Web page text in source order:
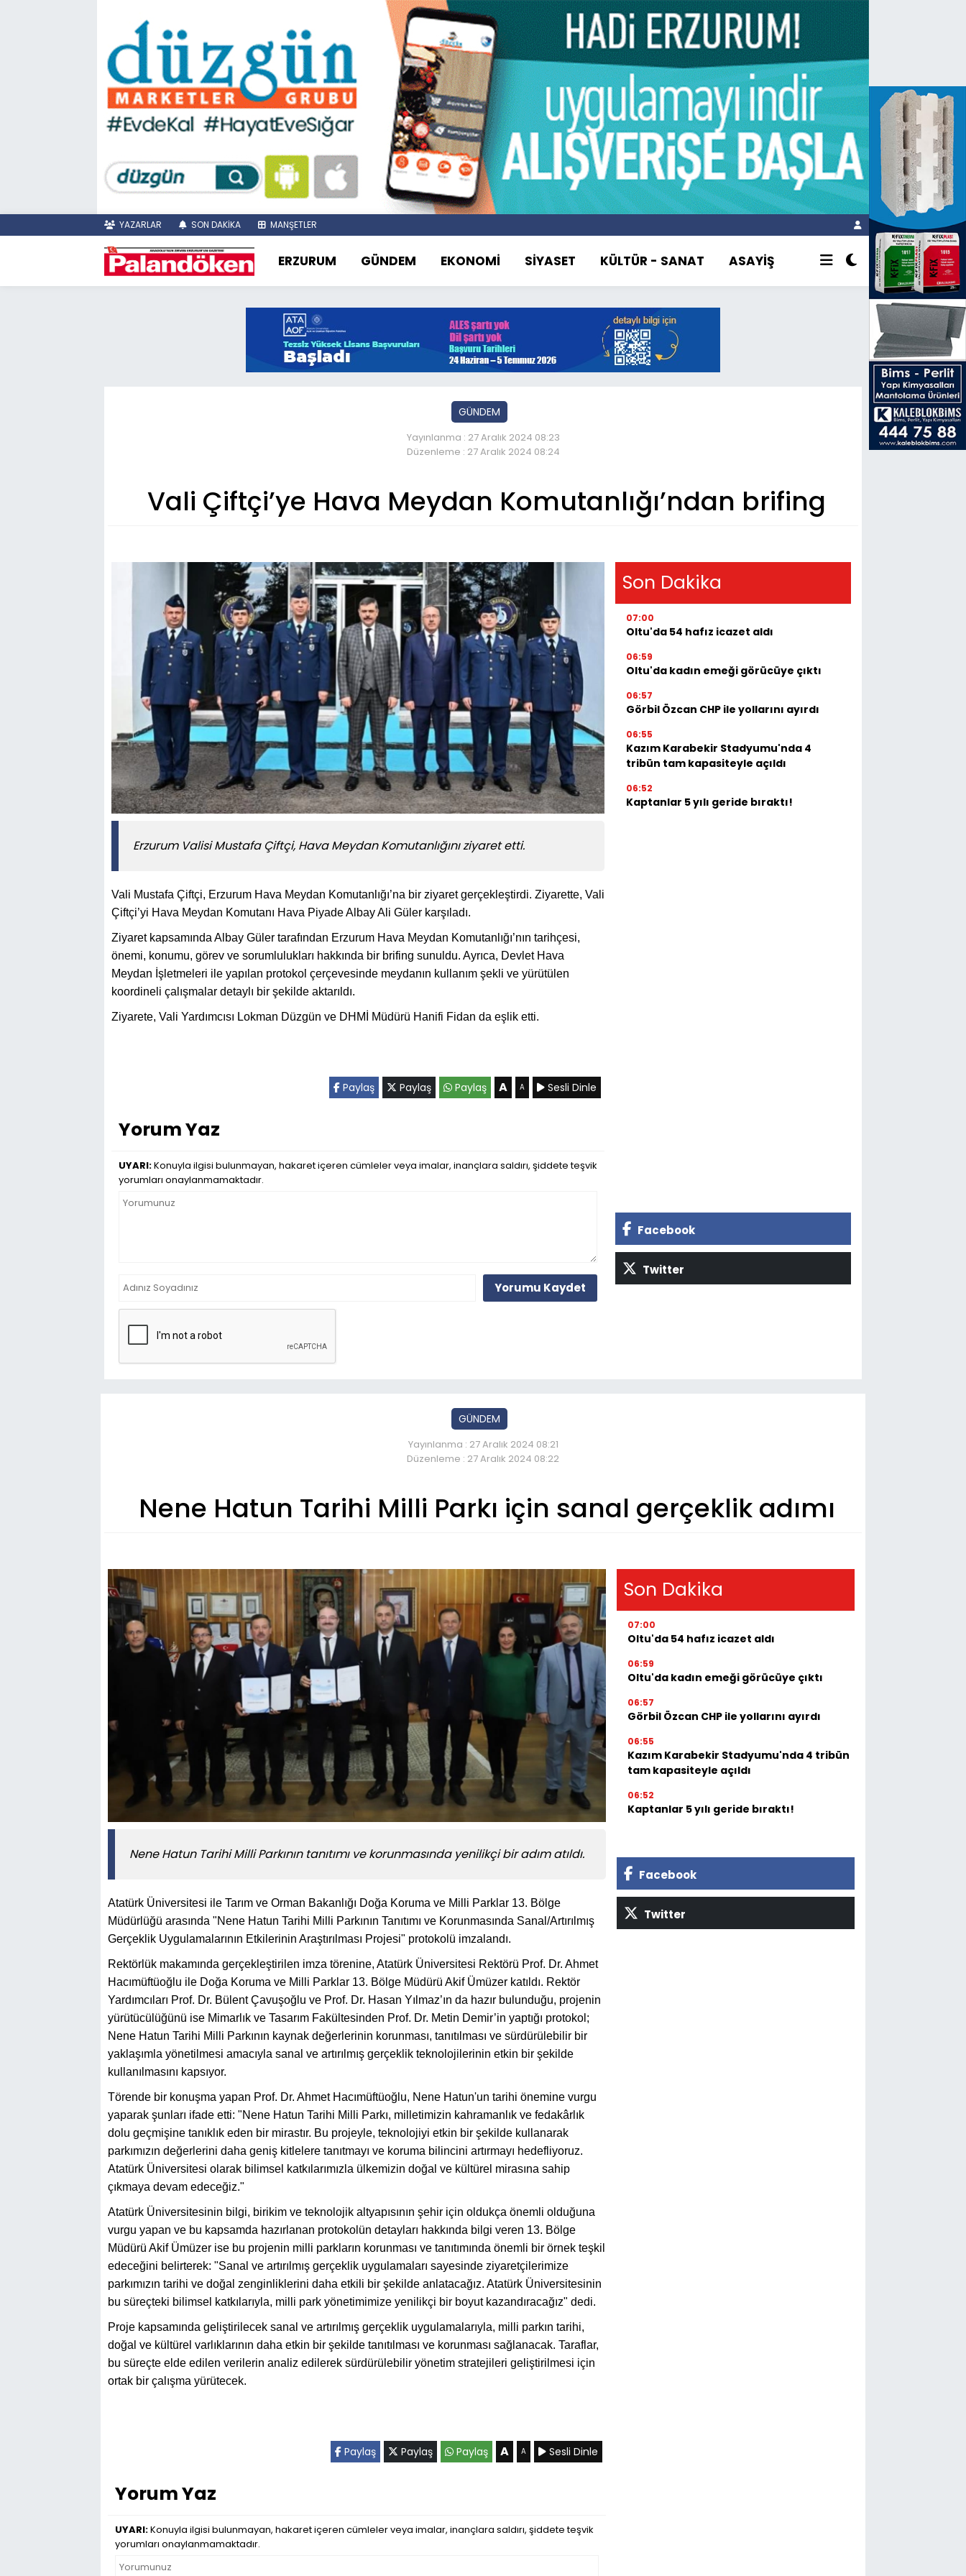
YAZARLAR SON DAKİKA MANŞETLER
ERZURUM GÜNDEM EKONOMİ SİYASET KÜLTÜR - SANAT ASAYİŞ
GÜNDEM
Yayınlanma : 27 Aralık 2024 08:23
Düzenleme : 27 Aralık 2024 08:24
Vali Çiftçi’ye Hava Meydan Komutanlığı’ndan brifing
Erzurum Valisi Mustafa Çiftçi, Hava Meydan Komutanlığını ziyaret etti.
Vali Mustafa Çiftçi, Erzurum Hava Meydan Komutanlığı’na bir ziyaret gerçekleştirdi. Ziyarette, Vali
Çiftçi’yi Hava Meydan Komutanı Hava Piyade Albay Ali Güler karşıladı.
Ziyaret kapsamında Albay Güler tarafından Erzurum Hava Meydan Komutanlığı’nın tarihçesi,
önemi, konumu, görev ve sorumlulukları hakkında bir brifing sunuldu. Ayrıca, Devlet Hava
Meydan İşletmeleri ile yapılan protokol çerçevesinde meydanın kullanım şekli ve yürütülen
koordineli çalışmalar detaylı bir şekilde aktarıldı.
Ziyarete, Vali Yardımcısı Lokman Düzgün ve DHMİ Müdürü Hanifi Fidan da eşlik etti.
Paylaş Paylaş Paylaş A A Sesli Dinle
Yorum Yaz
UYARI:Konuyla ilgisi bulunmayan, hakaret içeren cümleler veya imalar, inançlara saldırı, şiddete teşvik
yorumları onaylanmamaktadır.
Yorumu Kaydet
Son Dakika
07:00
Oltu'da 54 hafız icazet aldı
06:59
Oltu'da kadın emeği görücüye çıktı
06:57
Görbil Özcan CHP ile yollarını ayırdı
06:55
Kazım Karabekir Stadyumu'nda 4
tribün tam kapasiteyle açıldı
06:52
Kaptanlar 5 yılı geride bıraktı!
Facebook
Twitter
GÜNDEM
Yayınlanma : 27 Aralık 2024 08:21
Düzenleme : 27 Aralık 2024 08:22
Nene Hatun Tarihi Milli Parkı için sanal gerçeklik adımı
Nene Hatun Tarihi Milli Parkının tanıtımı ve korunmasında yenilikçi bir adım atıldı.
Atatürk Üniversitesi ile Tarım ve Orman Bakanlığı Doğa Koruma ve Milli Parklar 13. Bölge
Müdürlüğü arasında "Nene Hatun Tarihi Milli Parkının Tanıtımı ve Korunmasında Sanal/Artırılmış
Gerçeklik Uygulamalarının Etkilerinin Araştırılması Projesi" protokolü imzalandı.
Rektörlük makamında gerçekleştirilen imza törenine, Atatürk Üniversitesi Rektörü Prof. Dr. Ahmet
Hacımüftüoğlu ile Doğa Koruma ve Milli Parklar 13. Bölge Müdürü Akif Ümüzer katıldı. Rektör
Yardımcıları Prof. Dr. Bülent Çavuşoğlu ve Prof. Dr. Hasan Yılmaz’ın da hazır bulunduğu, projenin
yürütücülüğünü ise Mimarlık ve Tasarım Fakültesinden Prof. Dr. Metin Demir’in yaptığı protokol;
Nene Hatun Tarihi Milli Parkının kaynak değerlerinin korunması, tanıtılması ve sürdürülebilir bir
yaklaşımla yönetilmesi amacıyla sanal ve artırılmış gerçeklik teknolojilerinin etkin bir şekilde
kullanılmasını kapsıyor.
Törende bir konuşma yapan Prof. Dr. Ahmet Hacımüftüoğlu, Nene Hatun'un tarihi önemine vurgu
yaparak şunları ifade etti: "Nene Hatun Tarihi Milli Parkı, milletimizin kahramanlık ve fedakârlık
dolu geçmişine tanıklık eden bir mirastır. Bu projeyle, teknolojiyi etkin bir şekilde kullanarak
parkımızın değerlerini daha geniş kitlelere tanıtmayı ve koruma bilincini artırmayı hedefliyoruz.
Atatürk Üniversitesi olarak bilimsel katkılarımızla ülkemizin doğal ve kültürel mirasına sahip
çıkmaya devam edeceğiz."
Atatürk Üniversitesinin bilgi, birikim ve teknolojik altyapısının şehir için oldukça önemli olduğuna
vurgu yapan ve bu kapsamda hazırlanan protokolün detayları hakkında bilgi veren 13. Bölge
Müdürü Akif Ümüzer ise bu projenin milli parkların korunması ve tanıtımında önemli bir örnek teşkil
edeceğini belirterek: "Sanal ve artırılmış gerçeklik uygulamaları sayesinde ziyaretçilerimize
parkımızın tarihi ve doğal zenginliklerini daha etkili bir şekilde anlatacağız. Atatürk Üniversitesinin
bu süreçteki bilimsel katkılarıyla, milli park yönetimimize yenilikçi bir boyut kazandıracağız" dedi.
Proje kapsamında geliştirilecek sanal ve artırılmış gerçeklik uygulamalarıyla, milli parkın tarihi,
doğal ve kültürel varlıklarının daha etkin bir şekilde tanıtılması ve korunması sağlanacak. Taraflar,
bu süreçte elde edilen verilerin analiz edilerek sürdürülebilir yönetim stratejileri geliştirilmesi için
ortak bir çalışma yürütecek.
Paylaş Paylaş Paylaş A A Sesli Dinle
Yorum Yaz
UYARI:Konuyla ilgisi bulunmayan, hakaret içeren cümleler veya imalar, inançlara saldırı, şiddete teşvik
yorumları onaylanmamaktadır.
Son Dakika
07:00
Oltu'da 54 hafız icazet aldı
06:59
Oltu'da kadın emeği görücüye çıktı
06:57
Görbil Özcan CHP ile yollarını ayırdı
06:55
Kazım Karabekir Stadyumu'nda 4 tribün
tam kapasiteyle açıldı
06:52
Kaptanlar 5 yılı geride bıraktı!
Facebook
Twitter